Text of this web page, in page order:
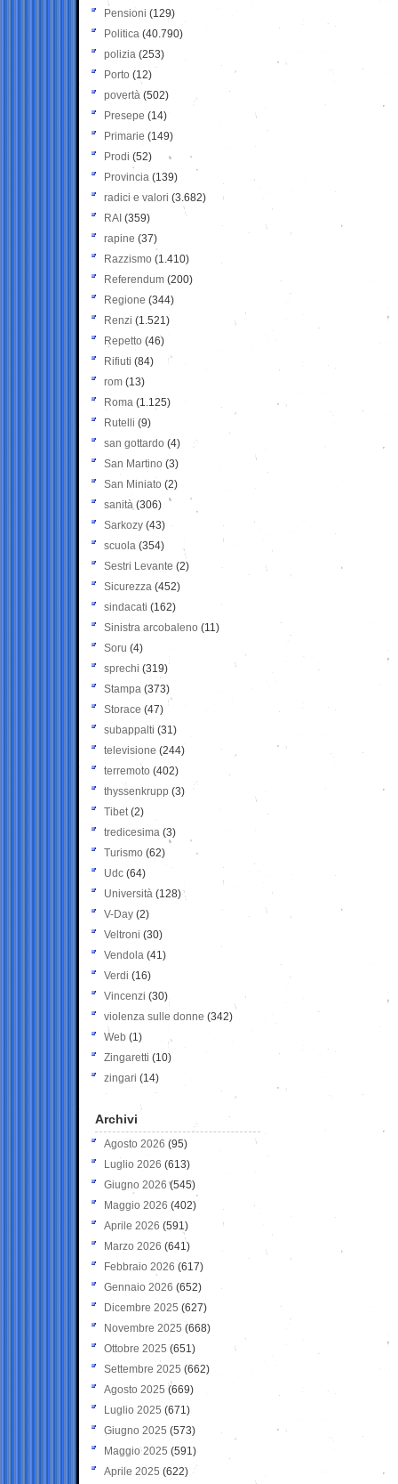
Pensioni (129)
Politica (40.790)
polizia (253)
Porto (12)
povertà (502)
Presepe (14)
Primarie (149)
Prodi (52)
Provincia (139)
radici e valori (3.682)
RAI (359)
rapine (37)
Razzismo (1.410)
Referendum (200)
Regione (344)
Renzi (1.521)
Repetto (46)
Rifiuti (84)
rom (13)
Roma (1.125)
Rutelli (9)
san gottardo (4)
San Martino (3)
San Miniato (2)
sanità (306)
Sarkozy (43)
scuola (354)
Sestri Levante (2)
Sicurezza (452)
sindacati (162)
Sinistra arcobaleno (11)
Soru (4)
sprechi (319)
Stampa (373)
Storace (47)
subappalti (31)
televisione(244)
terremoto (402)
thyssenkrupp (3)
Tibet(2)
tredicesima (3)
Turismo (62)
Udc (64)
Università (128)
V-Day (2)
Veltroni (30)
Vendola (41)
Verdi (16)
Vincenzi (30)
violenza sulle donne (342)
Web (1)
Zingaretti (10)
zingari (14)
Archivi
Agosto 2026 (95)
Luglio 2026 (613)
Giugno 2026 (545)
Maggio 2026 (402)
Aprile 2026 (591)
Marzo 2026 (641)
Febbraio 2026 (617)
Gennaio 2026 (652)
Dicembre 2025 (627)
Novembre 2025 (668)
Ottobre 2025 (651)
Settembre 2025 (662)
Agosto 2025 (669)
Luglio 2025 (671)
Giugno 2025 (573)
Maggio 2025 (591)
Aprile 2025 (622)